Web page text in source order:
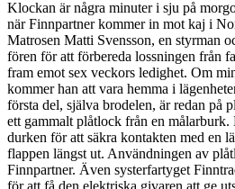
Klockan är några minuter i sju på
när Finnpartner kommer in mot kaj i
Matrosen Matti Svensson, en styrman
fören för att förbereda lossningen från
fram emot sex veckors ledighet. Om
kommer han att vara hemma i
första del, själva brodelen, är redan på
ett gammalt plåtlock från en målarburk.
durken för att säkra kontakten med en
flappen längst ut. Användningen av
Finnpartner. Även systerfartyget
för att få den elektriska givaren att ge